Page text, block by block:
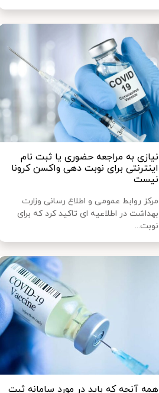
نیازی به مراجعه حضوری یا ثبت نام
اینترنتی برای نوبت دهی واکسن کرونا
نیست
مرکز روابط عمومی و اطلاع رسانی وزارت
بهداشت در اطلاعیه ای تاکید کرد که برای
نوبت...
همه آنچه که باید در مورد سامانه ثبت